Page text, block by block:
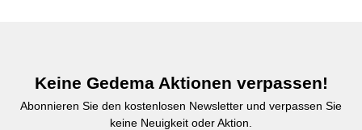
Keine Gedema Aktionen verpassen!
Abonnieren Sie den kostenlosen Newsletter und verpassen Sie
keine Neuigkeit oder Aktion.